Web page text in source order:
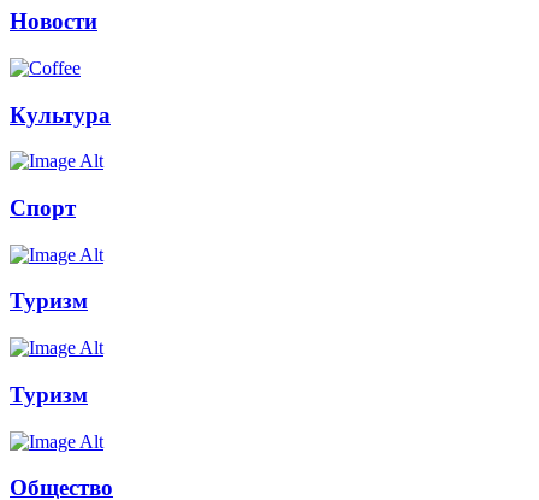
Новости
Культура
Спорт
Туризм
Туризм
Общество